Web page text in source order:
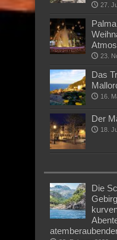
27.
23.
Das
16.
Der
18.
Die